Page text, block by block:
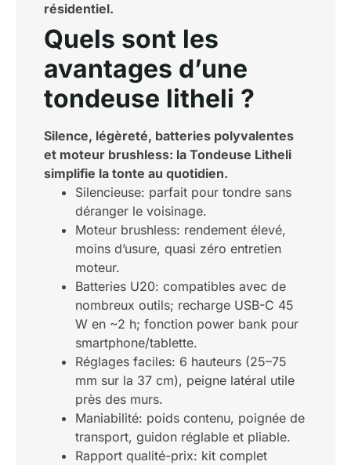
résidentiel.
Quels sont les
avantages d’une
tondeuse litheli ?
Silence, légèreté, batteries polyvalentes
et moteur brushless: la Tondeuse Litheli
simplifie la tonte au quotidien.
Silencieuse: parfait pour tondre sans
déranger le voisinage.
Moteur brushless: rendement élevé,
moins d’usure, quasi zéro entretien
moteur.
Batteries U20: compatibles avec de
nombreux outils; recharge USB-C 45
W en ~2 h; fonction power bank pour
smartphone/tablette.
Réglages faciles: 6 hauteurs (25–75
mm sur la 37 cm), peigne latéral utile
près des murs.
Maniabilité: poids contenu, poignée de
transport, guidon réglable et pliable.
Rapport qualité-prix: kit complet